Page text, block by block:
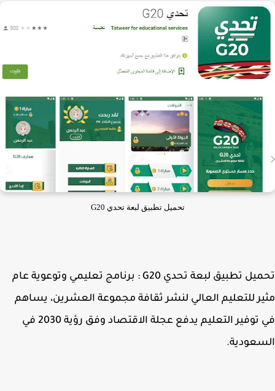
تحميل تطبيق لبعة تحدي G20
تحميل تطبيق لبعة تحدي G20 : برنامج تعليمي وتوعوية عام
للتعليم العالي لنشر ثقافة مجموعة العشرين، يساهم
في توفير التعليم يدفع عجلة الاقتصاد وفق رؤية 2030 في